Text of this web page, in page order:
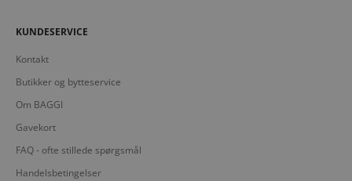
KUNDESERVICE
Kontakt
Butikker og bytteservice
Om BAGGI
Gavekort
FAQ - ofte stillede spørgsmål
Handelsbetingelser